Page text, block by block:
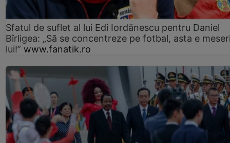
Sfatul de suflet al lui Edi Iordănescu pentru Daniel
Bîrligea: „Să se concentreze pe fotbal, asta e
lui!” www.fanatik.ro